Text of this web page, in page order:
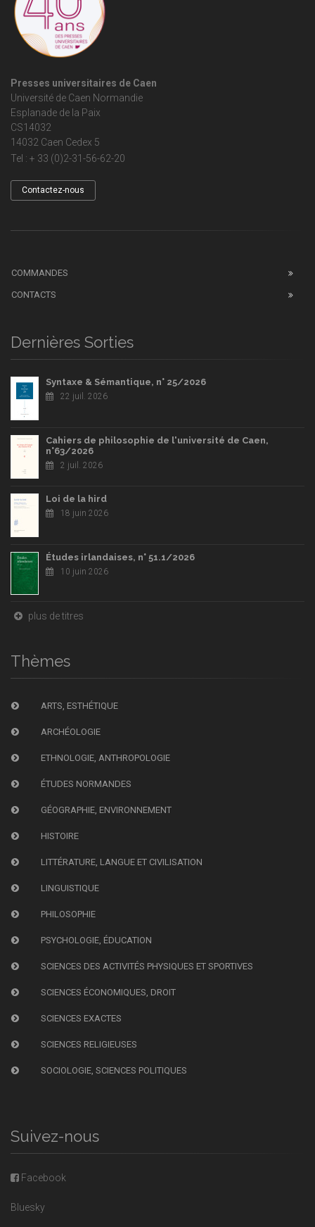
Presses universitaires de Caen
Université de Caen Normandie
Esplanade de la Paix
CS14032
14032 Caen Cedex 5
Tel : + 33 (0)2-31-56-62-20
Contactez-nous
COMMANDES
CONTACTS
Dernières Sorties
Syntaxe & Sémantique, n° 25/2026
22 juil. 2026
Cahiers de philosophie de l'université de Caen,
n°63/2026
2 juil. 2026
Loi de la hird
18 juin 2026
Études irlandaises, n° 51.1/2026
10 juin 2026
plus de titres
Thèmes
ARTS, ESTHÉTIQUE
ARCHÉOLOGIE
ETHNOLOGIE, ANTHROPOLOGIE
ÉTUDES NORMANDES
GÉOGRAPHIE, ENVIRONNEMENT
HISTOIRE
LITTÉRATURE, LANGUE ET CIVILISATION
LINGUISTIQUE
PHILOSOPHIE
PSYCHOLOGIE, ÉDUCATION
SCIENCES DES ACTIVITÉS PHYSIQUES ET SPORTIVES
SCIENCES ÉCONOMIQUES, DROIT
SCIENCES EXACTES
SCIENCES RELIGIEUSES
SOCIOLOGIE, SCIENCES POLITIQUES
Suivez-nous
Facebook
Bluesky